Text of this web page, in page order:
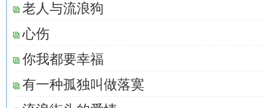
老人与流浪狗
心伤
你我都要幸福
有一种孤独叫做落寞